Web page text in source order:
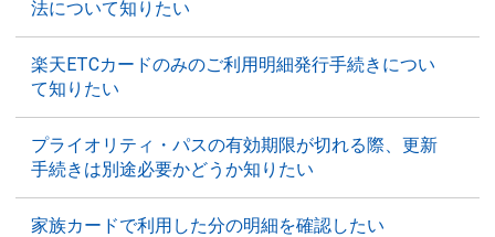
法について知りたい
楽天ETCカードのみのご利用明細発行手続きについ
て知りたい
プライオリティ・パスの有効期限が切れる際、更新
手続きは別途必要かどうか知りたい
家族カードで利用した分の明細を確認したい